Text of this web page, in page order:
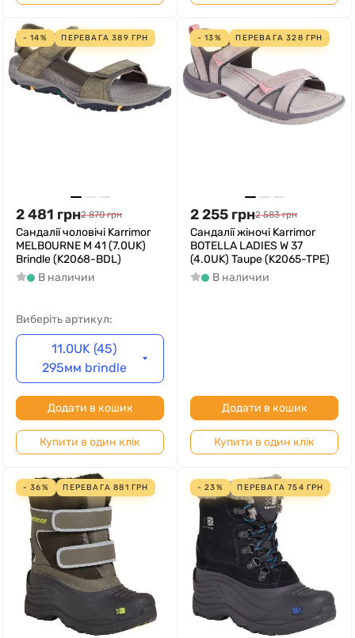
- 14% ПЕРЕВАГА389 ГРН
2 481 грн2 870 грн
Cандалії чоловічі Karrimor
MELBOURNE M 41 (7.0UK)
Brindle (K2068-BDL)
В наличии
Виберіть артикул:
11.0UK (45)
295мм brindle
Додати в кошик
Купити в один клік
- 13% ПЕРЕВАГА328 ГРН
2 255 грн2 583 грн
Cандалії жіночі Karrimor
BOTELLA LADIES W 37
(4.0UK) Taupe (K2065-TPE)
В наличии
Додати в кошик
Купити в один клік
- 36% ПЕРЕВАГА881 ГРН - 23% ПЕРЕВАГА754 ГРН